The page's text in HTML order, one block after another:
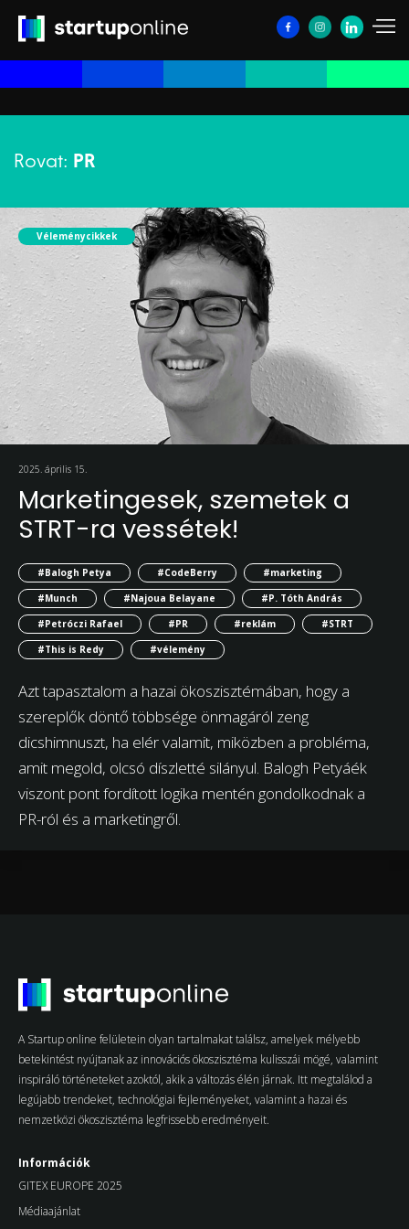
Rovat: PR
Véleménycikkek
2025. április 15.
Marketingesek, szemetek a
STRT-ra vessétek!
#Balogh Petya #CodeBerry
#marketing
#Munch
#Najoua Belayane
#P. Tóth András
#Petróczi Rafael
#PR #reklám
#STRT
#This is Redy
#vélemény
Azt tapasztalom a hazai ökoszisztémában, hogy a
szereplők döntő többsége önmagáról zeng
dicshimnuszt, ha elér valamit, miközben a probléma,
amit megold, olcsó díszletté silányul. Balogh Petyáék
viszont pont fordított logika mentén gondolkodnak a
PR-ról és a marketingről.
A Startup online felületein olyan tartalmakat találsz, amelyek mélyebb
betekintést nyújtanak az innovációs ökoszisztéma kulisszái mögé, valamint
inspiráló történeteket azoktól, akik a változás élén járnak. Itt megtalálod a
legújabb trendeket, technológiai fejleményeket, valamint a hazai és
nemzetközi ökoszisztéma legfrissebb eredményeit.
Információk
GITEX EUROPE 2025
Médiaajánlat